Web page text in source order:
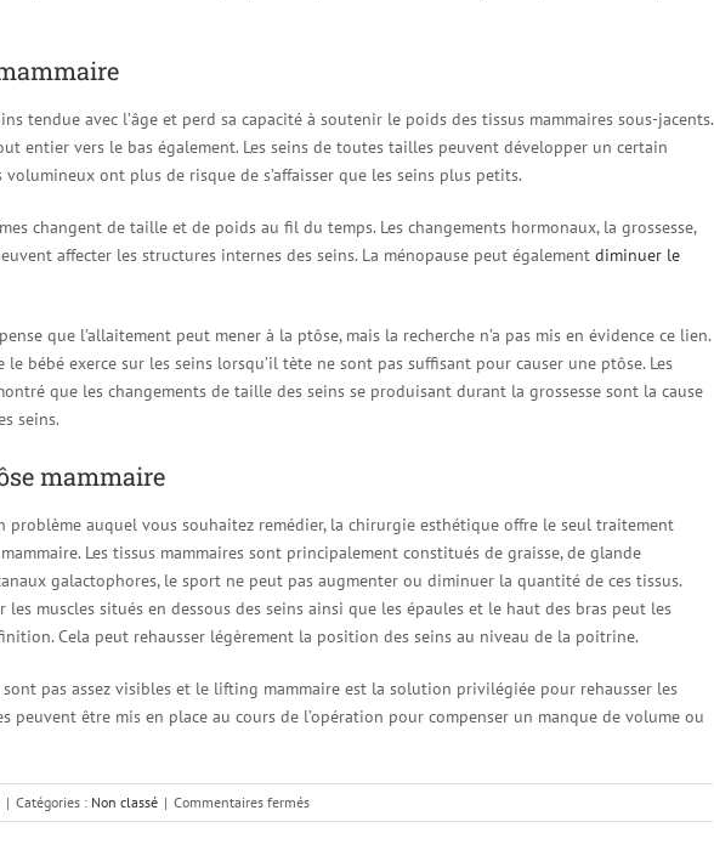
tendue avec l’âge et perd sa capacité à soutenir le poids des tissus mammaires sous-jacents.
entier vers le bas également. Les seins de toutes tailles peuvent développer un certain
volumineux ont plus de risque de s’affaisser que les seins plus petits.
changent de taille et de poids au fil du temps. Les changements hormonaux, la grossesse,
affecter les structures internes des seins. La ménopause peut également diminuer le
que l’allaitement peut mener à la ptôse, mais la recherche n’a pas mis en évidence ce lien.
le bébé exerce sur les seins lorsqu’il tète ne sont pas suffisant pour causer une ptôse. Les
que les changements de taille des seins se produisant durant la grossesse sont la cause
seins.
mammaire
problème auquel vous souhaitez remédier, la chirurgie esthétique offre le seul traitement
Les tissus mammaires sont principalement constitués de graisse, de glande
galactophores, le sport ne peut pas augmenter ou diminuer la quantité de ces tissus.
les muscles situés en dessous des seins ainsi que les épaules et le haut des bras peut les
Cela peut rehausser légèrement la position des seins au niveau de la poitrine.
pas assez visibles et le lifting mammaire est la solution privilégiée pour rehausser les
peuvent être mis en place au cours de l’opération pour compenser un manque de volume ou
| Catégories : Non classé | Commentaires ferméssur
Ptôse